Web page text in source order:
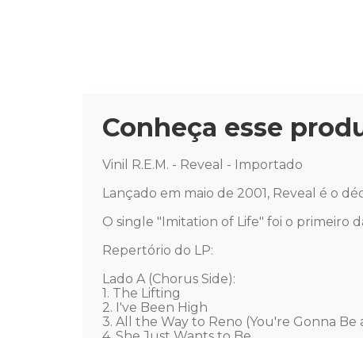
Conheça esse
Vinil R.E.M. - Reveal - Importado
Lançado em maio de 2001, Reveal é o
O single "Imitation of Life" foi o primeiro
Repertório do LP:
Lado A (Chorus Side):
1. The Lifting
2. I've Been High
3. All the Way to Reno (You're Gonna Be